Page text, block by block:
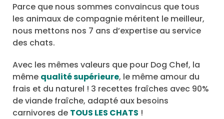
Parce que nous sommes convaincus que tous
les animaux de compagnie méritent le meilleur,
nous mettons nos 7 ans d’expertise au service
des chats.
Avec les mêmes valeurs que pour Dog Chef, la
même qualité supérieure, le même amour du
frais et du naturel ! 3 recettes fraîches avec 90%
de viande fraîche, adapté aux besoins
carnivores de TOUS LES CHATS !